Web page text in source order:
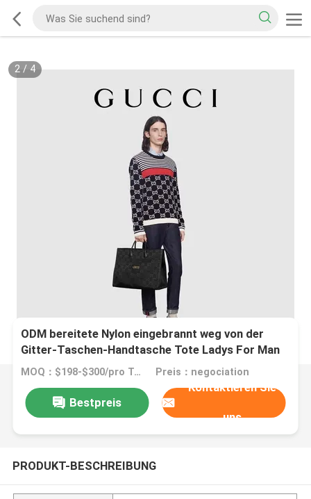
2/ 4
ODM bereitete Nylon eingebrannt weg von der
Gitter-Taschen-Handtasche Tote Ladys For Man
auf
MOQ：$198-$300/pro Tasche Preis：negociation
Bestpreis
Kontaktieren Sie
uns
PRODUKT-BESCHREIBUNG